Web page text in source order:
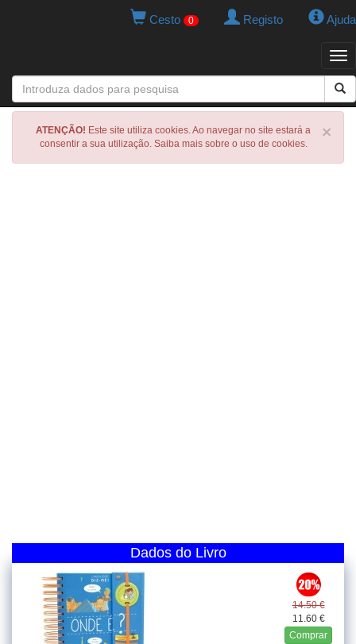
Cesto 0 Registo Ajuda
×
ATENÇÃO! Este site utiliza cookies. Ao navegar no site estará a
consentir a sua utilização. Saiba mais sobre o uso de cookies.
Dados do Livro
14.50 €
11.60 €
Comprar